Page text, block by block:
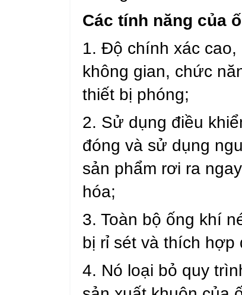
Các tính năng của
1. Độ chính xác
không gian, chức
thiết bị phóng;
2. Sử dụng điều
đóng và sử dụng
sản phẩm rơi ra
hóa;
3. Toàn bộ ống khí
bị rỉ sét và thích hợp
4. Nó loại bỏ quy